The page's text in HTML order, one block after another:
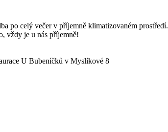
po celý večer v příjemně klimatizovaném prostředí.
vždy je u nás příjemně!
U Bubeníčků v Myslíkové 8